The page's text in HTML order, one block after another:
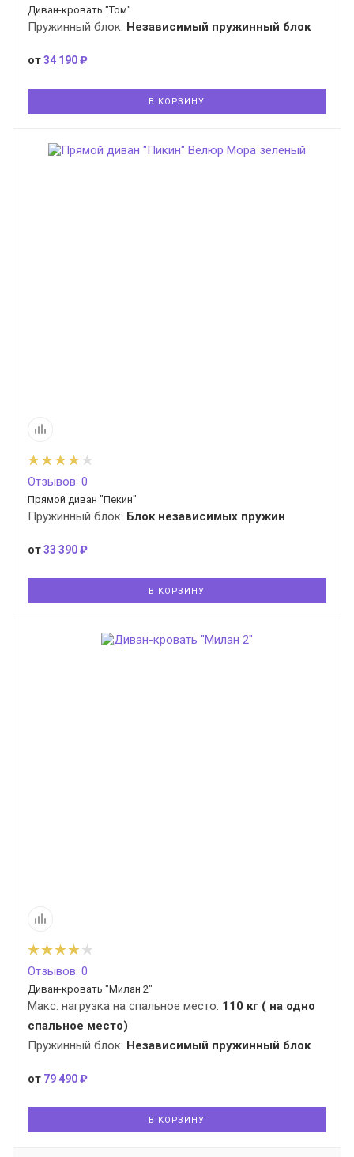
Диван-кровать "Том"
Пружинный блок: Независимый пружинный блок
от34 190 ₽
В КОРЗИНУ
Отзывов: 0
Прямой диван "Пекин"
Пружинный блок: Блок независимых пружин
от33 390 ₽
В КОРЗИНУ
Отзывов: 0
Диван-кровать "Милан 2"
Макс. нагрузка на спальное место: 110 кг ( на одно
спальное место)
Пружинный блок: Независимый пружинный блок
от 79 490 ₽
В КОРЗИНУ